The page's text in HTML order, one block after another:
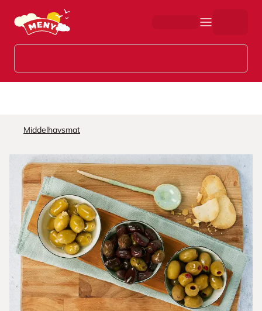
Hopp til hovedinnhold
Middelhavsmat